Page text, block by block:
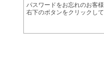
パスワードをお忘れのお客
右下のボタンをクリックして